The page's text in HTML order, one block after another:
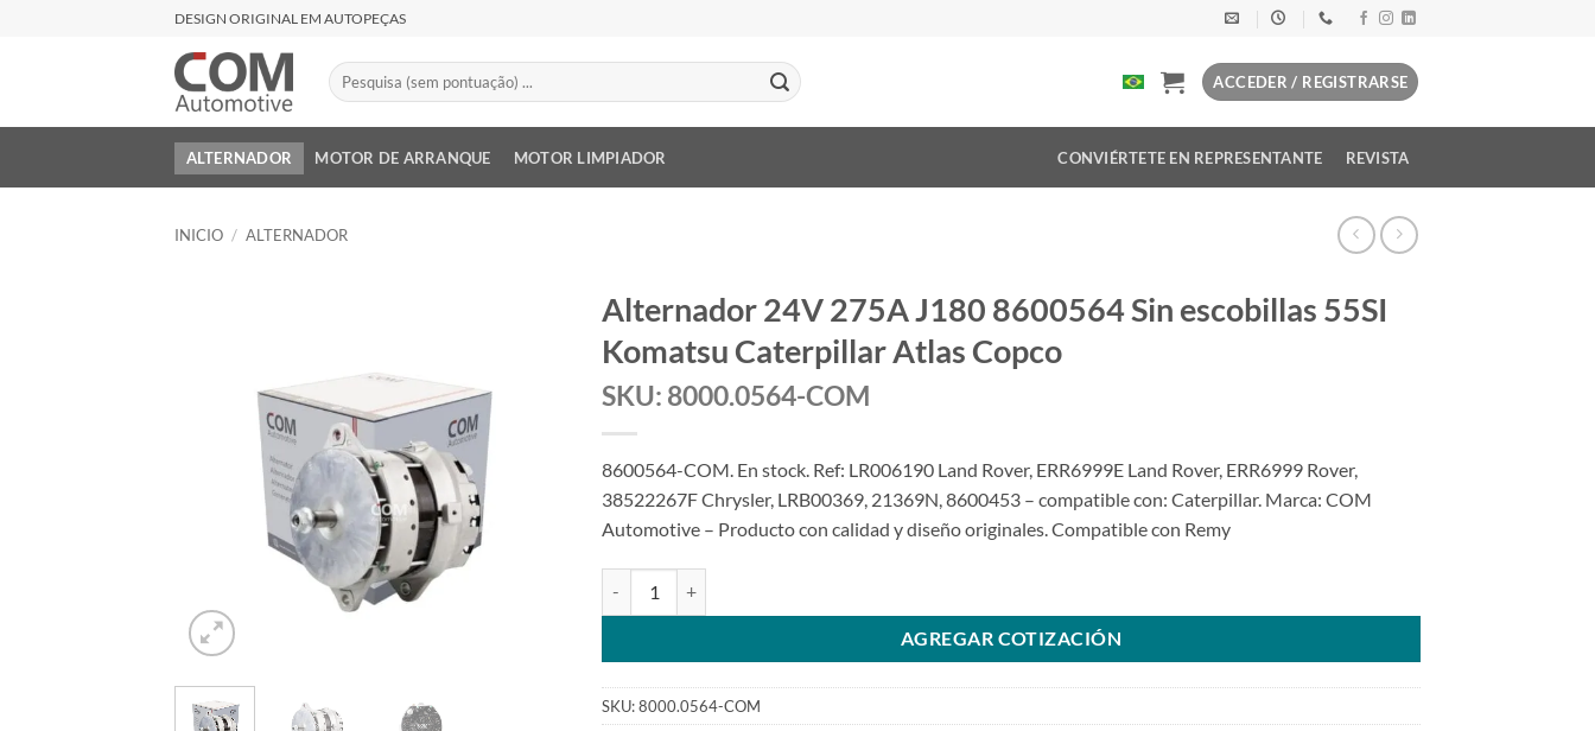
DESIGN ORIGINAL EM AUTOPEÇAS
Buscar
por:
ACCEDER / REGISTRARSE
ALTERNADOR MOTOR DE ARRANQUE MOTOR LIMPIADOR CONVIÉRTETE EN REPRESENTANTE REVISTA
INICIO / ALTERNADOR
Alternador 24V 275A J180 8600564 Sin escobillas 55SI
Komatsu Caterpillar Atlas Copco
SKU: 8000.0564-COM
8600564-COM. En stock. Ref: LR006190 Land Rover, ERR6999E Land Rover, ERR6999 Rover,
38522267F Chrysler, LRB00369, 21369N, 8600453 – compatible con: Caterpillar. Marca: COM
Automotive – Producto con calidad y diseño originales. Compatible con Remy
AGREGAR COTIZACIÓN
SKU:8000.0564-COM